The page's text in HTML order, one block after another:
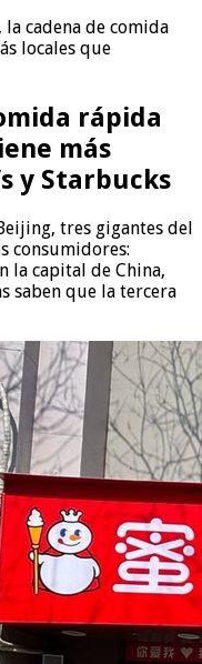
la cadena de comida
locales que
rápida
más
y Starbucks
tres gigantes del
consumidores:
la capital de China,
saben que la tercera